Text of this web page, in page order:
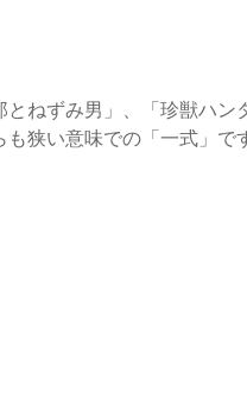
ねずみ男」、「珍獣ハン
狭い意味での「一式」で